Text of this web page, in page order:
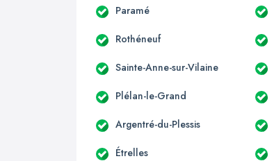
Paramé
Rothéneuf
Sainte-Anne-sur-Vilaine
Plélan-le-Grand
Argentré-du-Plessis
Étrelles